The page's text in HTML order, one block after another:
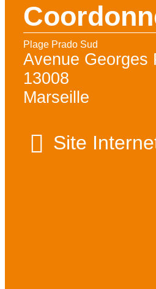
Plage Prado Sud
Avenue Georges
13008
Marseille
Site